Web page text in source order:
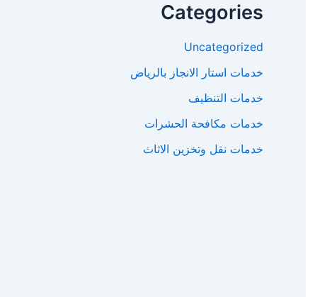
Categories
Uncategorized
خدمات استار الانجاز بالرياض
خدمات التنظيف
خدمات مكافحة الحشرات
خدمات نقل وتخزين الاثاث